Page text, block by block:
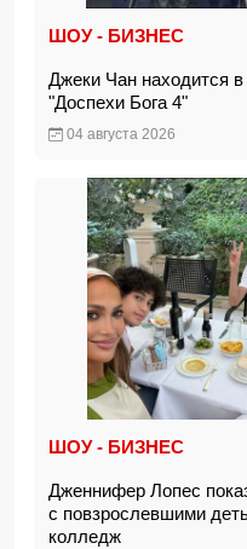
ШОУ - БИЗНЕС
Джеки Чан находится
"Доспехи Бога 4"
04 августа 2026
ШОУ - БИЗНЕС
Дженнифер Лопес
с повзрослевшими
колледж